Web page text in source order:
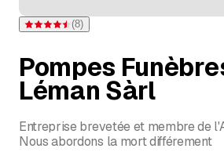
Note 4,5 sur 5 étoiles pour 8 évaluations
(8)
Pompes
Léman Sàrl
Entreprise brevetée et membre de
Nous abordons la mort différement